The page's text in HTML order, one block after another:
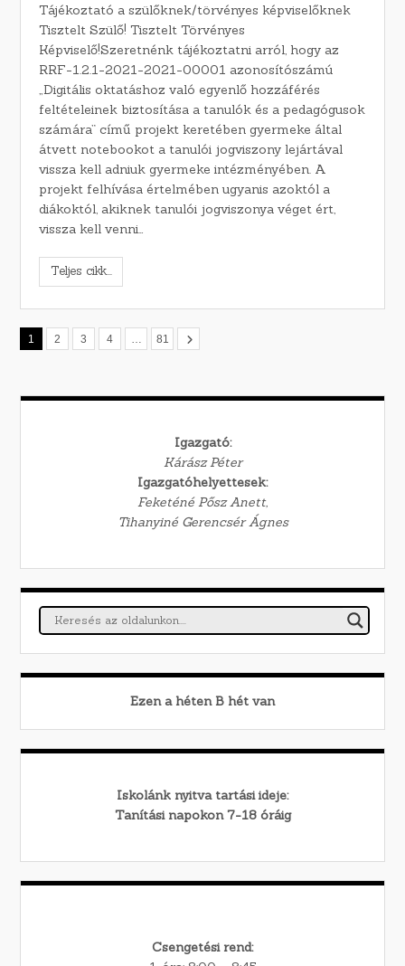
Tájékoztató a szülőknek/törvényes képviselőknek
Tisztelt Szülő! Tisztelt Törvényes
Képviselő!Szeretnénk tájékoztatni arról, hogy az
RRF-1.2.1-2021-2021-00001 azonosítószámú
„Digitális oktatáshoz való egyenlő hozzáférés
feltételeinek biztosítása a tanulók és a pedagógusok
számára” című projekt keretében gyermeke által
átvett notebookot a tanulói jogviszony lejártával
vissza kell adniuk gyermeke intézményében. A
projekt felhívása értelmében ugyanis azoktól a
diákoktól, akiknek tanulói jogviszonya véget ért,
vissza kell venni…
Teljes cikk...
1 2 3 4 81
Igazgató:
Kárász Péter
Igazgatóhelyettesek:
Feketéné Pősz Anett,
Tihanyiné Gerencsér Ágnes
Ezen a héten B hét van
Iskolánk nyitva tartási ideje:
Tanítási napokon 7-18 óráig
Csengetési rend: